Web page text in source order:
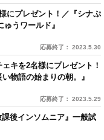
にプレゼント！／『シナぷ
うワールド』
応募終了： 2023.5.30
キを2名様にプレゼント！
物語の始まりの朝。』
応募終了： 2023.5.29
後インソムニア』一般試